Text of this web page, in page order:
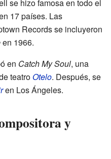
se hizo famosa en todo el
17 países. Las
Records se incluyeron
en 1966.
en Catch My Soul, una
teatroOtelo. Después, se
en Los Ángeles.
y